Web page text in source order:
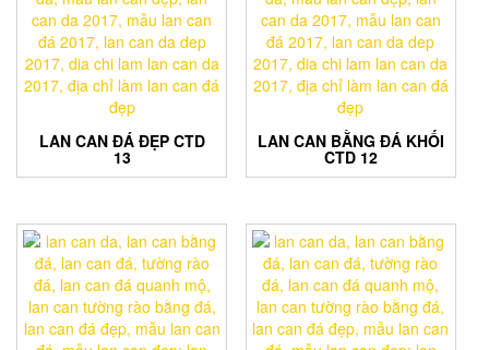
LAN CAN ĐÁ ĐẸP CTD
13
LAN CAN BẰNG ĐÁ KHỐI
CTD 12